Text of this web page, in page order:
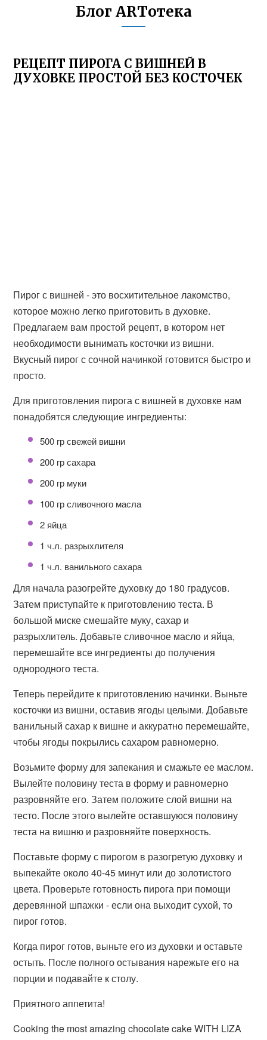
Блог ARTотека
РЕЦЕПТ ПИРОГА С ВИШНЕЙ В
ДУХОВКЕ ПРОСТОЙ БЕЗ КОСТОЧЕК
Пирог с вишней - это восхитительное лакомство,
которое можно легко приготовить в духовке.
Предлагаем вам простой рецепт, в котором нет
необходимости вынимать косточки из вишни.
Вкусный пирог с сочной начинкой готовится быстро и
просто.
Для приготовления пирога с вишней в духовке нам
понадобятся следующие ингредиенты:
500 гр свежей вишни
200 гр сахара
200 гр муки
100 гр сливочного масла
2 яйца
1 ч.л. разрыхлителя
1 ч.л. ванильного сахара
Для начала разогрейте духовку до 180 градусов.
Затем приступайте к приготовлению теста. В
большой миске смешайте муку, сахар и
разрыхлитель. Добавьте сливочное масло и яйца,
перемешайте все ингредиенты до получения
однородного теста.
Теперь перейдите к приготовлению начинки. Выньте
косточки из вишни, оставив ягоды целыми. Добавьте
ванильный сахар к вишне и аккуратно перемешайте,
чтобы ягоды покрылись сахаром равномерно.
Возьмите форму для запекания и смажьте ее маслом.
Вылейте половину теста в форму и равномерно
разровняйте его. Затем положите слой вишни на
тесто. После этого вылейте оставшуюся половину
теста на вишню и разровняйте поверхность.
Поставьте форму с пирогом в разогретую духовку и
выпекайте около 40-45 минут или до золотистого
цвета. Проверьте готовность пирога при помощи
деревянной шпажки - если она выходит сухой, то
пирог готов.
Когда пирог готов, выньте его из духовки и оставьте
остыть. После полного остывания нарежьте его на
порции и подавайте к столу.
Приятного аппетита!
Cooking the most amazing chocolate cake WITH LIZA